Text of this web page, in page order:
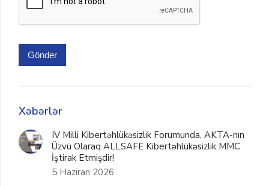
Gönder
Xəbərlər
IV Milli Kibertəhlükəsizlik Forumunda, AKTA-nın
Üzvü Olaraq ALLSAFE Kibertəhlükəsizlik MMC
İştirak Etmişdir!
5 Haziran 2026